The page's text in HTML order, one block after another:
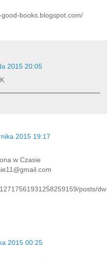
books.blogspot.com/
2015 20:05
2015 19:17
w Czasie
posts/dw
2015 00:25